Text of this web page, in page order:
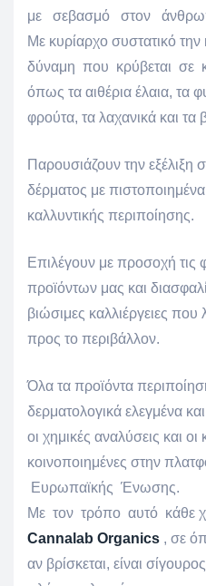
με σεβασμό στον
Με κυρίαρχο συστατικό
δύναμη που κρύβεται σε
όπως τα αιθέρια έλαια, τα
φρούτα, τα λαχανικά και τα
Παρουσιάζουν την εξέλιξη
δέρματος με
καλλυντικής περιποίησης.
Επιλέγουν με προσοχή τις
προϊόντων μας και
βιώσιμες καλλιέργειες
προς το περιβάλλον.
Όλα τα προϊόντα
δερματολογικά ελεγμένα
οι χημικές αναλύσεις και οι
κοινοποιημένες στην
Ευρωπαϊκής Ένωσης.
Με τον τρόπο αυτό κάθε
Cannalab Organics , σε
αν βρίσκεται, είναι